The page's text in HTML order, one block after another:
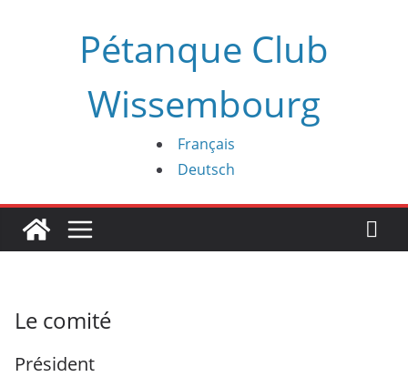
Pétanque Club
Wissembourg
Français
Deutsch
Le comité
Président